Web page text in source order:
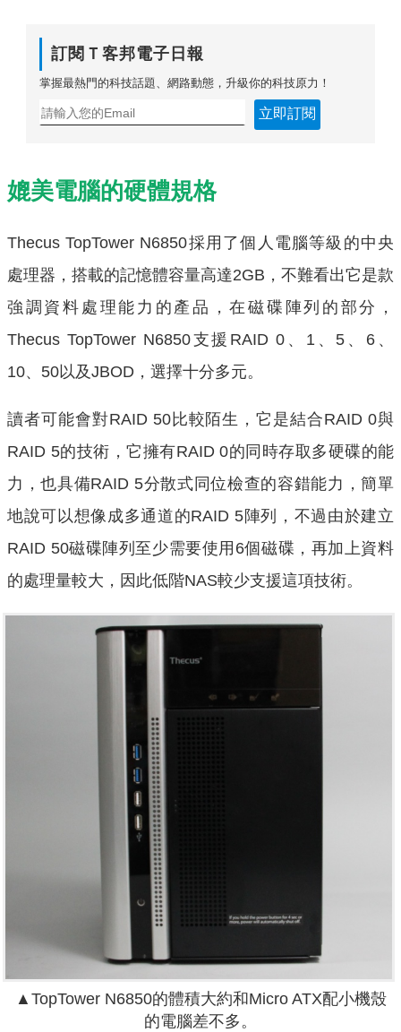
訂閱Ｔ客邦電子日報
掌握最熱門的科技話題、網路動態，升級你的科技原力！
立即訂閱
媲美電腦的硬體規格
Thecus TopTower N6850採用了個人電腦等級的中央
處理器，搭載的記憶體容量高達2GB，不難看出它是款
強調資料處理能力的產品，在磁碟陣列的部分，
Thecus TopTower N6850支援RAID 0、1、5、6、
10、50以及JBOD，選擇十分多元。
讀者可能會對RAID 50比較陌生，它是結合RAID 0與
RAID 5的技術，它擁有RAID 0的同時存取多硬碟的能
力，也具備RAID 5分散式同位檢查的容錯能力，簡單
地說可以想像成多通道的RAID 5陣列，不過由於建立
RAID 50磁碟陣列至少需要使用6個磁碟，再加上資料
的處理量較大，因此低階NAS較少支援這項技術。
▲TopTower N6850的體積大約和Micro ATX配小機殼
的電腦差不多。